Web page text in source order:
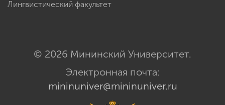
Лингвистический факультет
© 2026 Мининский Университет.
Электронная почта:
mininuniver@mininuniver.ru